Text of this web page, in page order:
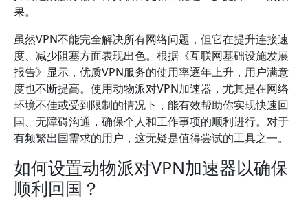
果。
虽然VPN不能完全解决所有网络问题，但它在提升连接速
度、减少阻塞方面表现出色。根据《互联网基础设施发展
报告》显示，优质VPN服务的使用率逐年上升，用户满意
度也不断提高。使用动物派对VPN加速器，尤其是在网络
环境不佳或受到限制的情况下，能有效帮助你实现快速回
国、无障碍沟通，确保个人和工作事项的顺利进行。对于
有频繁出国需求的用户，这无疑是值得尝试的工具之一。
如何设置动物派对VPN加速器以确保
顺利回国？